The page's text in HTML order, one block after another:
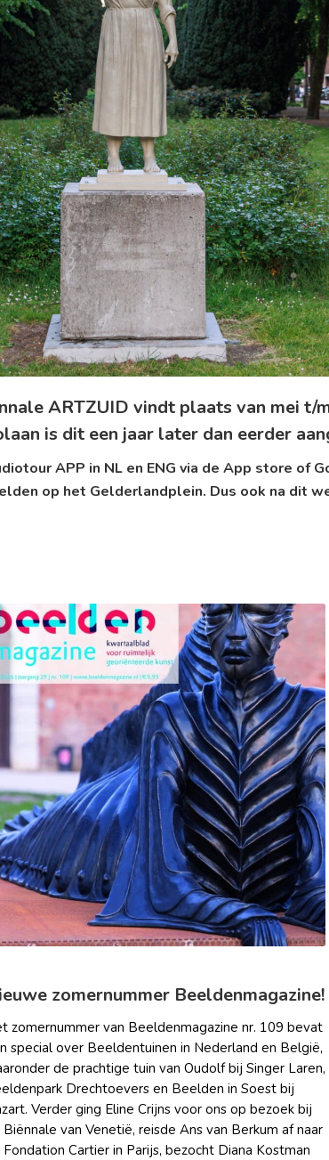
ARTZUID vindt plaats van mei t/
is dit een jaar later dan eerder
APP in NL en ENG via de App store of
op het Gelderlandplein. Dus ook na dit
zomernummer Beeldenmagazine!
zomernummer van Beeldenmagazine nr. 109 bevat
special over Beeldentuinen in Nederland en België,
de prachtige tuin van Oudolf bij Singer Laren,
Drechtoevers en Beelden in Soest bij
Verder ging Eline Crijns voor ons op bezoek bij
van Venetië, reisde Ans van Berkum af naar
Cartier in Parijs, bezocht Diana Kostman